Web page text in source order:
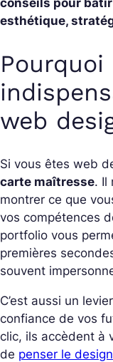
esthétique,
web
Si vous êtes web
carte maîtresse. Il
montrer ce que
vos compétences
portfolio vous
premières
souvent
C’est aussi un
confiance de vos
clic, ils accèdent à
de penser le design